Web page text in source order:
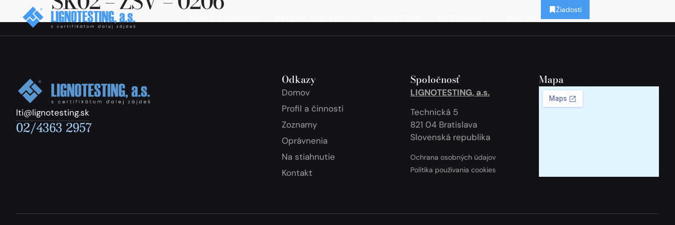
Žiadosti
lti@lignotesting.sk
02/4363 2957
Odkazy
Domov
Profil a činnosti
Zoznamy
Oprávnenia
Na stiahnutie
Kontakt
Spoločnosť
LIGNOTESTING, a.s.
Technická 5
821 04 Bratislava
Slovenská republika
Ochrana osobných údajov
Politika používania cookies
Mapa